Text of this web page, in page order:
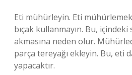
Eti mühürleyin. Eti
bıçak kullanmayın. Bu, içindeki
akmasına neden olur.
parça tereyağı ekleyin. Bu, eti
yapacaktır.